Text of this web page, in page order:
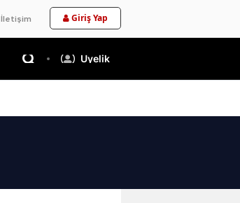
İletişim Giriş Yap
Üyelik